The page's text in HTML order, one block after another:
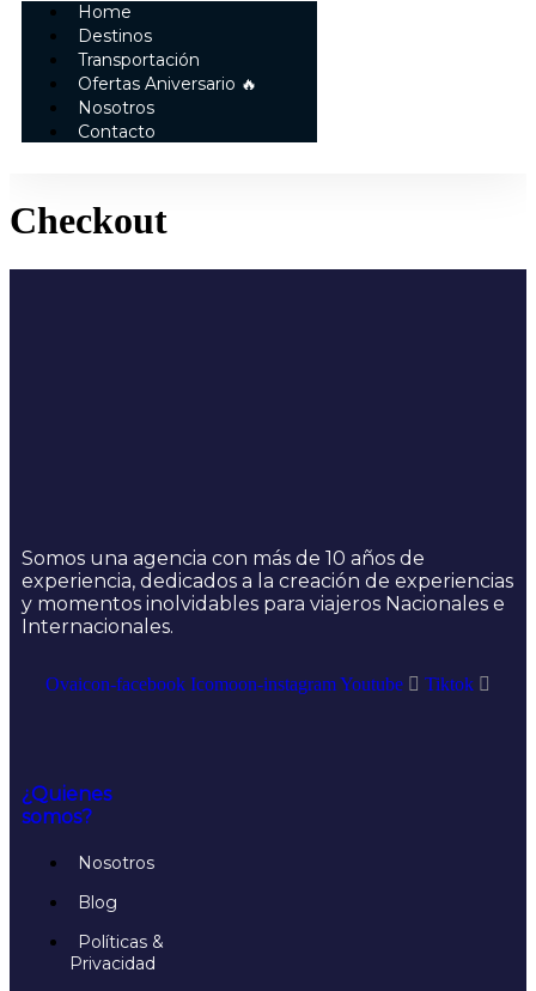
Home
Destinos
Transportación
Ofertas Aniversario 🔥
Nosotros
Contacto
Checkout
Somos una agencia con más de 10 años de
experiencia, dedicados a la creación de experiencias
y momentos inolvidables para viajeros Nacionales e
Internacionales.
Ovaicon-facebook Icomoon-instagramYoutube Tiktok
¿Quienes
somos?
Nosotros
Blog
Políticas &
Privacidad